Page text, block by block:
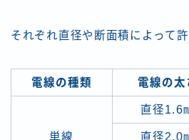
それぞれ直径や断面積によって
電線の種類 電線の太
単線
直径1.6
直径2.0